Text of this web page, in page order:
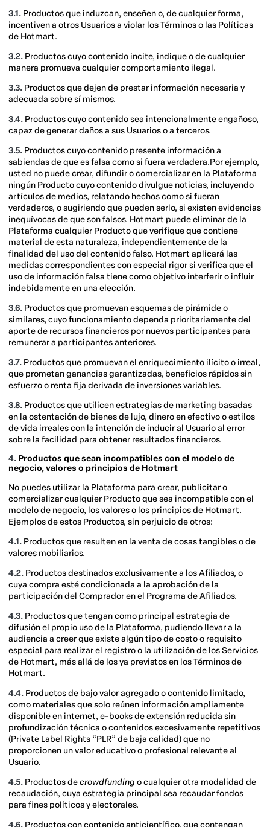
3.1. Productos que induzcan, enseñen o, de cualquier forma,
incentiven a otros Usuarios a violar los Términos o las Políticas
de Hotmart.
3.2. Productos cuyo contenido incite, indique o de cualquier
manera promueva cualquier comportamiento ilegal.
3.3. Productos que dejen de prestar información necesaria y
adecuada sobre sí mismos.
3.4. Productos cuyo contenido sea intencionalmente engañoso,
capaz de generar daños a sus Usuarios o a terceros.
3.5. Productos cuyo contenido presente información a
sabiendas de que es falsa como si fuera verdadera.Por ejemplo,
usted no puede crear, difundir o comercializar en la Plataforma
ningún Producto cuyo contenido divulgue noticias, incluyendo
artículos de medios, relatando hechos como si fueran
verdaderos, o sugiriendo que pueden serlo, si existen evidencias
inequívocas de que son falsos. Hotmart puede eliminar de la
Plataforma cualquier Producto que verifique que contiene
material de esta naturaleza, independientemente de la
finalidad del uso del contenido falso. Hotmart aplicará las
medidas correspondientes con especial rigor si verifica que el
uso de información falsa tiene como objetivo interferir o influir
indebidamente en una elección.
3.6. Productos que promuevan esquemas de pirámide o
similares, cuyo funcionamiento dependa prioritariamente del
aporte de recursos financieros por nuevos participantes para
remunerar a participantes anteriores.
3.7. Productos que promuevan el enriquecimiento ilícito o irreal,
que prometan ganancias garantizadas, beneficios rápidos sin
esfuerzo o renta fija derivada de inversiones variables.
3.8. Productos que utilicen estrategias de marketing basadas
en la ostentación de bienes de lujo, dinero en efectivo o estilos
de vida irreales con la intención de inducir al Usuario al error
sobre la facilidad para obtener resultados financieros.
4. Productos que sean incompatibles con el modelo de
negocio, valores o principios de Hotmart
No puedes utilizar la Plataforma para crear, publicitar o
comercializar cualquier Producto que sea incompatible con el
modelo de negocio, los valores o los principios de Hotmart.
Ejemplos de estos Productos, sin perjuicio de otros:
4.1. Productos que resulten en la venta de cosas tangibles o de
valores mobiliarios.
4.2. Productos destinados exclusivamente a los Afiliados, o
cuya compra esté condicionada a la aprobación de la
participación del Comprador en el Programa de Afiliados.
4.3. Productos que tengan como principal estrategia de
difusión el propio uso de la Plataforma, pudiendo llevar a la
audiencia a creer que existe algún tipo de costo o requisito
especial para realizar el registro o la utilización de los Servicios
de Hotmart, más allá de los ya previstos en los Términos de
Hotmart.
4.4. Productos de bajo valor agregado o contenido limitado,
como materiales que solo reúnen información ampliamente
disponible en internet, e-books de extensión reducida sin
profundización técnica o contenidos excesivamente repetitivos
(Private Label Rights “PLR” de baja calidad) que no
proporcionen un valor educativo o profesional relevante al
Usuario.
4.5. Productos decrowdfunding o cualquier otra modalidad de
recaudación, cuya estrategia principal sea recaudar fondos
para fines políticos y electorales.